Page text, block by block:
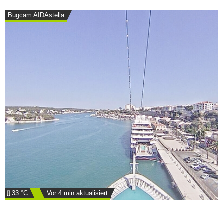
Bugcam AIDAstella
33 °C Vor 4 min aktualisiert